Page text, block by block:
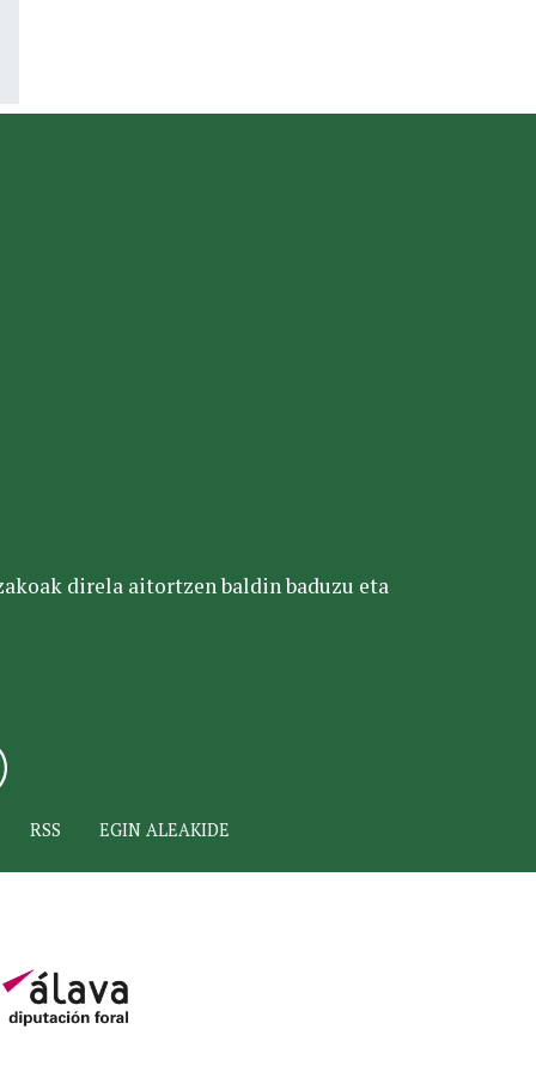
direla aitortzen baldin baduzu eta
RSS EGIN ALEAKIDE